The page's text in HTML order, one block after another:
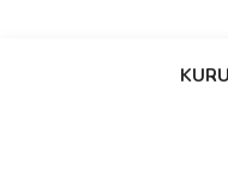
tarafımıza iletebilirsiniz.
Ürün resmi kalitesiz,